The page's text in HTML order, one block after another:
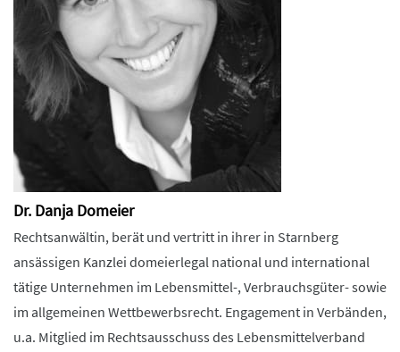
Dr. Danja Domeier
Rechtsanwältin, berät und vertritt in ihrer in Starnberg
ansässigen Kanzlei domeierlegal national und international
tätige Unternehmen im Lebensmittel-, Verbrauchsgüter- sowie
im allgemeinen Wettbewerbsrecht. Engagement in Verbänden,
u.a. Mitglied im Rechtsausschuss des Lebensmittelverband